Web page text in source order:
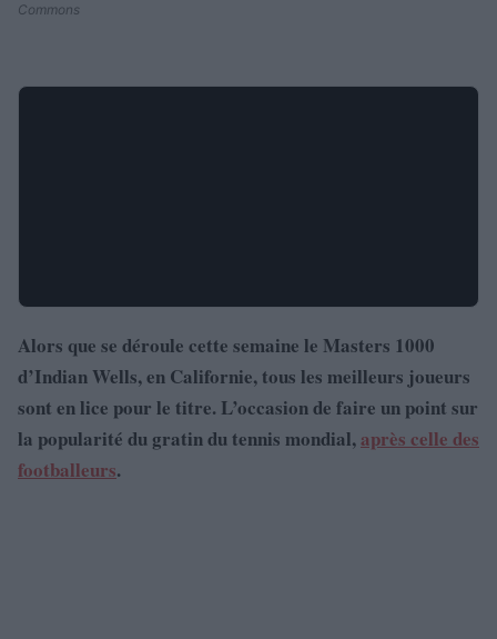
Commons
Alors que se déroule cette semaine le Masters 1000
d’Indian Wells, en Californie, tous les meilleurs joueurs
sont en lice pour le titre. L’occasion de faire un point sur
la popularité du gratin du tennis mondial,après celle des
footballeurs.